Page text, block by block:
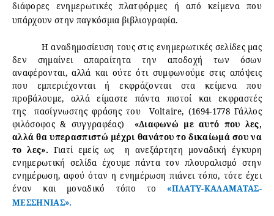
διάφορες ενημερωτικές πλατφόρμες ή από κείμενα που
υπάρχουν στην παγκόσμια βιβλιογραφία.
Η αναδημοσίευση τους στις ενημερωτικές σελίδες μας
δεν σημαίνει απαραίτητα την αποδοχή των όσων
αναφέρονται, αλλά και ούτε ότι συμφωνούμε στις απόψεις
που εμπεριέχονται ή εκφράζονται στα κείμενα που
προβάλουμε, αλλά είμαστε πάντα πιστοί και εκφραστές
της πασίγνωστης φράσης του Voltaire, (1694-1778 Γάλλος
φιλόσοφος & συγγραφέας) «Διαφωνώ με αυτό που λες,
αλλά θα υπερασπιστώ μέχρι θανάτου το δικαίωμά σου να
το λες». Γιατί εμείς ως η ανεξάρτητη μοναδική έγκυρη
ενημερωτική σελίδα έχουμε πάντα τον πλουραλισμό στην
ενημέρωση, αφού όταν η ενημέρωση πιάνει τόπο, τότε έχει
έναν και μοναδικό τόπο το «ΠΛΑΤΥ-ΚΑΛΑΜΑΤΑΣ-
ΜΕΣΣΗΝΙΑΣ».